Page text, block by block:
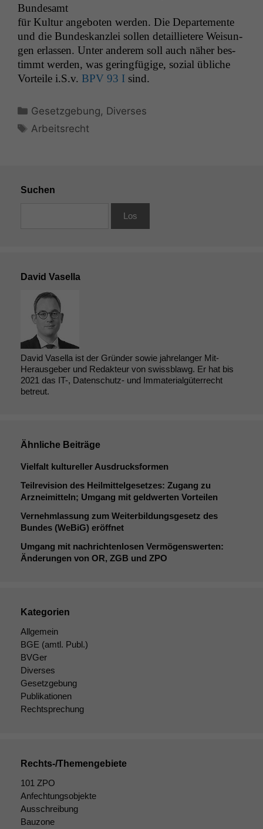
Bundesamt
für Kul­tur ange­boten wer­den. Die Departe­mente
und die Bun­deskan­zlei sollen detail­li­etere Weisun­
gen erlassen. Unter anderem soll auch näher bes­
timmt wer­den, was ger­ingfügige, sozial übliche
Vorteile i.S.v. BPV 93 I sind.
Kategorien
Gesetzgebung, Diverses
Schlagwörter
Arbeitsrecht
Suchen
David Vasella
David Vasella ist der Gründer sowie jahrelanger Mit-
Herausgeber und Redakteur von swissblawg. Er hat bis
2021 das IT-, Datenschutz- und Immaterialgüterrecht
betreut.
Ähnliche Beiträge
Vielfalt kultureller Ausdrucksformen
Teilrevision des Heilmittelgesetzes: Zugang zu
Arzneimitteln; Umgang mit geldwerten Vorteilen
Vernehmlassung zum Weiterbildungsgesetz des
Bundes (WeBiG) eröffnet
Umgang mit nachrichtenlosen Vermögenswerten:
Änderungen von OR, ZGB und ZPO
Kategorien
Allgemein
BGE (amtl. Publ.)
BVGer
Diverses
Gesetzgebung
Publikationen
Rechtsprechung
Rechts-/Themengebiete
101 ZPO
Anfechtungsobjekte
Ausschreibung
Bauzone